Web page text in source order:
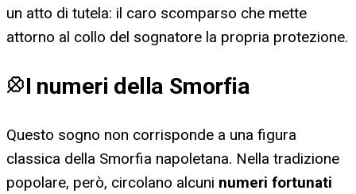
un atto di tutela: il caro scomparso che mette
attorno al collo del sognatore la propria protezione.
I numeri della Smorfia
Questo sogno non corrisponde a una figura
classica della Smorfia napoletana. Nella tradizione
popolare, però, circolano alcuni numeri fortunati